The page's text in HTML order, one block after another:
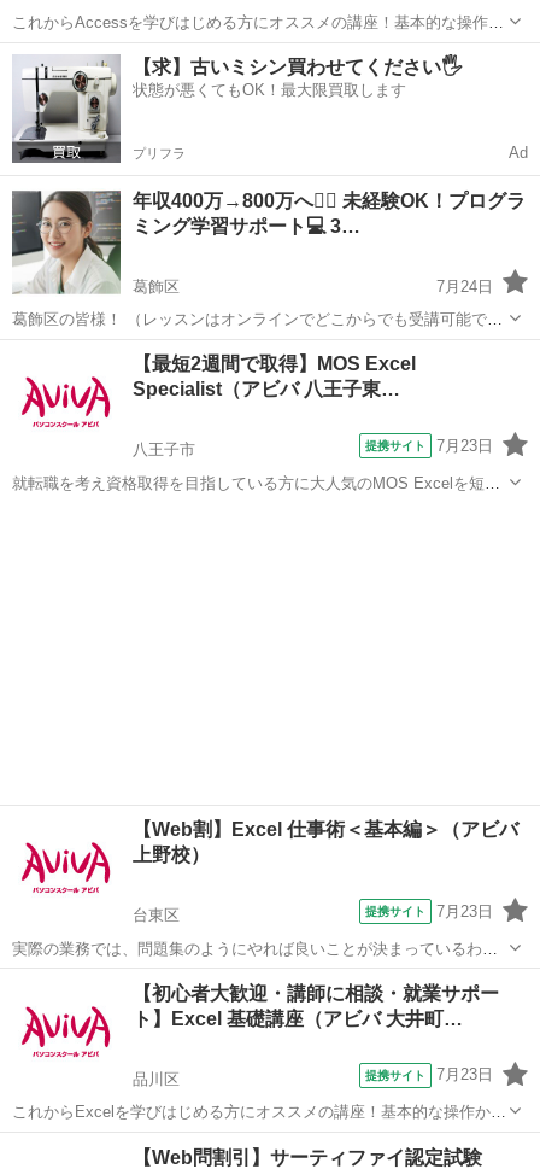
これからAccessを学びはじめる方にオススメの講座！基本的な操作か
らリレーションシップなど、データベース管理ソフトであるAccessの
醍醐味を学ぶ事ができる講座です。 ■学習内容■ 基本操作・テーブ
ル・クエリ・フォーム...
東京 台東区 アクセス
【求】古いミシン買わせてください🖐️
状態が悪くてもOK！最大限買取します
プリフラ Ad
年収400万→800万へ🙆‍♂️ 未経験OK！プログラ
ミング学習サポート💻 3…
葛飾区
7月24日
葛飾区の皆様！ （レッスンはオンラインでどこからでも受講可能で
す！） お気軽にメッセージいただければ、内容など詳しくご案内しま
す！ どうぞよろしくお願いします🙇‍♂️
プログラミング 未経験
【最短2週間で取得】MOS Excel
Specialist（アビバ 八王子東…
八王子市 提携サイト 7月23日
就転職を考え資格取得を目指している方に大人気のMOS Excelを短期
【Web割】Excel 仕事術＜基本編＞（アビバ
上野校）
台東区 提携サイト 7月23日
実際の業務では、問題集のようにやれば良いことが決まっているわけ
ではありません。この講座では【よくある上司の指示】からスタート
します。上司意図を汲み取るケーススタディを通じ、仕事の型を身に
つけます。Excelを"使える"人にな...
エクセル
【初心者大歓迎・講師に相談・就業サポー
ト】Excel 基礎講座（アビバ 大井町…
品川区 提携サイト 7月23日
これからExcelを学びはじめる方にオススメの講座！基本的な操作から
関数やグラフ作成など、表計算ソフトであるExcelの醍醐味を学ぶ事が
エクセル
【Web問割引】サーティファイ認定試験